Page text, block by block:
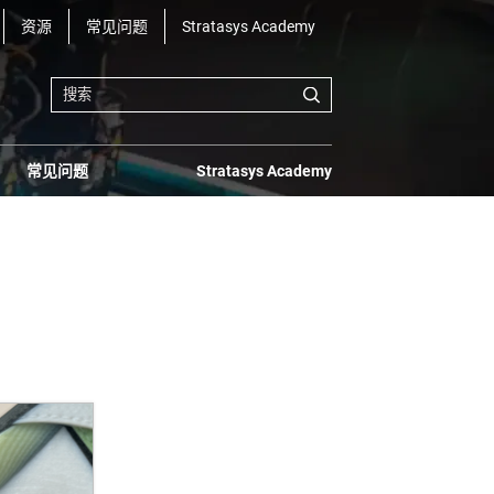
资源 常见问题 Stratasys Academy
常见问题 Stratasys Academy